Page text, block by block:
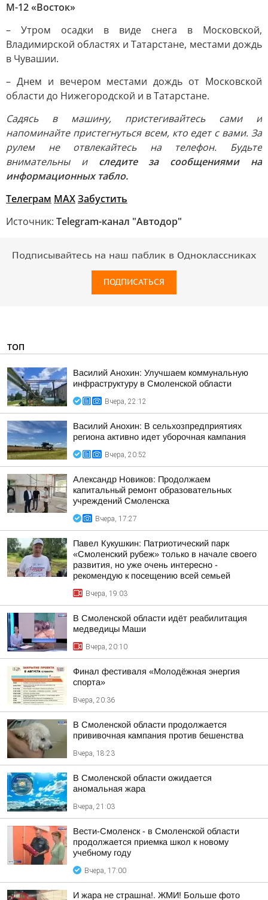
М-12 «Восток»
– Утром осадки в виде снега в Московской,
Владимирской областях и Татарстане, местами дождь
в Чувашии.
– Днем и вечером местами дождь от Московской
области до Нижегородской и в Татарстане.
Садясь в машину, пристегивайтесь сами и
напоминайте пристегнуться всем, кто едет с вами. За
рулем не отвлекайтесь на телефон. Будьте
внимательны и следите за сообщениями на
информационных табло.
Телеграм MAXЗабустить
Источник: Telegram-канал "Автодор"
Подписывайтесь на наш паблик в Одноклассниках
ПОДПИСАТЬСЯ
ТОП
Василий Анохин: Улучшаем коммунальную
инфраструктуру в Смоленской области
Вчера, 22:12
Василий Анохин: В сельхозпредприятиях
региона активно идет уборочная кампания
Вчера, 20:52
Александр Новиков: Продолжаем
капитальный ремонт образовательных
учреждений Смоленска
Вчера, 17:27
Павел Кукушкин: Патриотический парк
«Смоленский рубеж» только в начале своего
развития, но уже очень интересно -
рекомендую к посещению всей семьей
Вчера, 19:03
В Смоленской области идёт реабилитация
медведицы Маши
Вчера, 20:10
Финал фестиваля «Молодёжная энергия
спорта»
Вчера, 20:36
В Смоленской области продолжается
прививочная кампания против бешенства
Вчера, 18:23
В Смоленской области ожидается
аномальная жара
Вчера, 21:03
Вести-Смоленск - в Смоленской области
продолжается приемка школ к новому
учебному году
Вчера, 17:00
И жара не страшна!. ЖМИ! Больше фото